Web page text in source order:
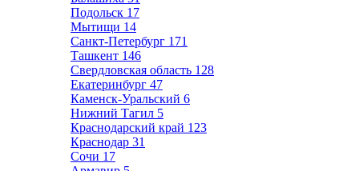
Подольск 17
Мытищи 14
Санкт-Петербург 171
Ташкент 146
Свердловская область 128
Екатеринбург 47
Каменск-Уральский 6
Нижний Тагил 5
Краснодарский край 123
Краснодар 31
Сочи 17